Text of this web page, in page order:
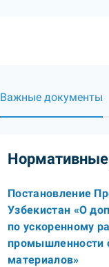
Важные документы
Постановление
Узбекистан «О
по ускоренному
промышленности
материалов»